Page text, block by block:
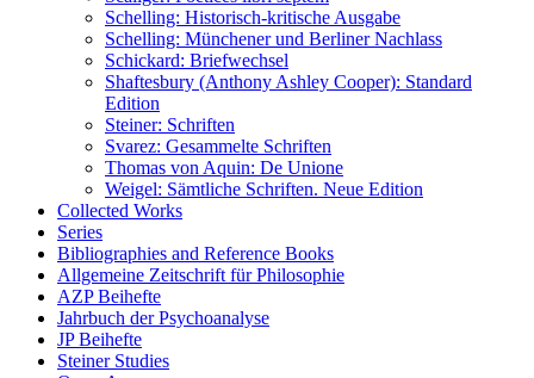
Schelling: Historisch-kritische Ausgabe
Schelling: Münchener und Berliner Nachlass
Schickard: Briefwechsel
Shaftesbury (Anthony Ashley Cooper): Standard
Edition
Steiner: Schriften
Svarez: Gesammelte Schriften
Thomas von Aquin: De Unione
Weigel: Sämtliche Schriften. Neue Edition
Collected Works
Series
Bibliographies and Reference Books
Allgemeine Zeitschrift für Philosophie
AZP Beihefte
Jahrbuch der Psychoanalyse
JP Beihefte
Steiner Studies